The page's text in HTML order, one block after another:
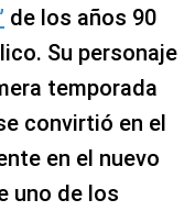
de los años 90
Su personaje
temporada
convirtió en el
en el nuevo
uno de los